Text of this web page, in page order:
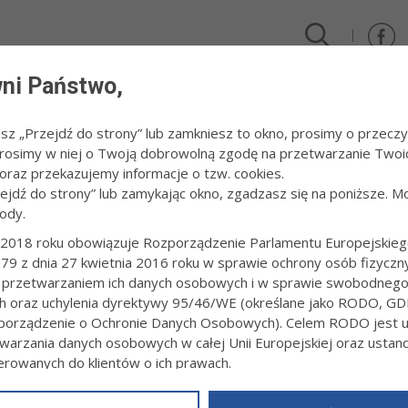
MIESZKAŃCOM
FUNDUSZ OCHRONY ŚRODOWISKA I
MIKRORETENCJĘ
Od 22 czerwca br. można składać wnioski do
mikroretencji wód opadowych na terenie
Fundusz Ochrony Środowiska i Gospodarki Wodnej
pomoc mieszkańcom Małopolski w inwestycjach
Państwo,
„Przejdź do strony” lub zamkniesz to okno, prosimy o
w niej o Twoją dobrowolną zgodę na przetwarzanie
przekazujemy informacje o tzw. cookies.
do strony” lub zamykając okno, zgadzasz się na poniższe.
roku obowiązuje Rozporządzenie Parlamentu
z dnia 27 kwietnia 2016 roku w sprawie ochrony osób
ich danych osobowych i w sprawie
oraz uchylenia dyrektywy 95/46/WE (określane jako RODO,
o Ochronie Danych Osobowych). Celem RODO jest
danych osobowych w całej Unii Europejskiej oraz
do klientów o ich prawach.
powyższym, w zakładceRODOna stroniehttps://